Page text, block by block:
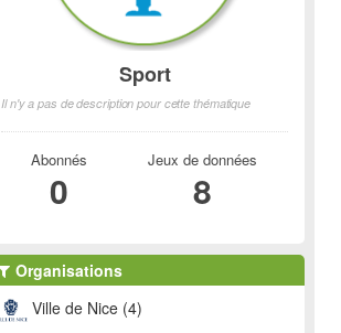
Sport
Il n'y a pas de description pour cette thématique
Abonnés
0
Jeux de données
8
Organisations
Ville de Nice (4)